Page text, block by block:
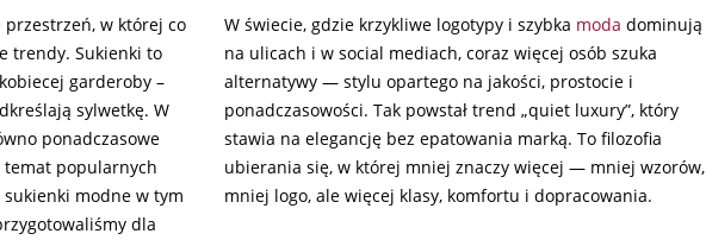
w której co
trendy. Sukienki to
garderoby –
sylwetkę. W
ponadczasowe
temat popularnych
sukienki modne w tym
dla
W świecie, gdzie krzykliwe logotypy i szybka moda dominują
na ulicach i w social mediach, coraz więcej osób szuka
alternatywy — stylu opartego na jakości, prostocie i
ponadczasowości. Tak powstał trend „quiet luxury”, który
stawia na elegancję bez epatowania marką. To filozofia
ubierania się, w której mniej znaczy więcej — mniej wzorów,
mniej logo, ale więcej klasy, komfortu i dopracowania.